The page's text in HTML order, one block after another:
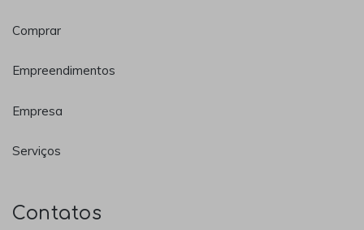
Comprar
Empreendimentos
Empresa
Serviços
Contatos